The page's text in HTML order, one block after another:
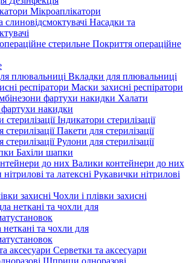
Мікроаплікатори
Насадки та
Покриття операційне
Вкладки для плювальниці
Маски захисні респіратори
Халати
накидки
Індикатори стерилізації
Пакети для стерилізації
Рулони для стерилізації
Бахіли шапки
Валики контейнери до них
Рукавички нітрилові
Чохли і плівки захисні
та чохли для
Серветки та аксесуари
Шприци одноразові